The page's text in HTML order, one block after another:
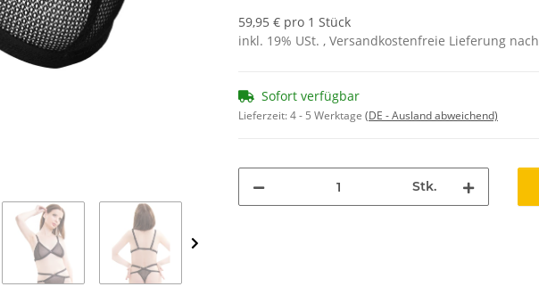
59,95 € pro 1 Stück
inkl. 19% USt. , Versandkostenfreie Lieferung nach
Sofort verfügbar
Lieferzeit:4 - 5 Werktage (DE - Ausland abweichend)
Stk.